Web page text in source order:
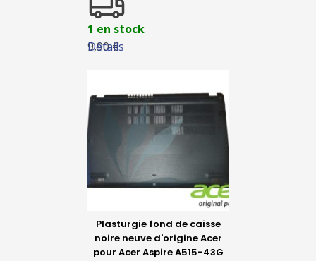
Détails
1 en stock
9,90 €
Plasturgie fond de caisse
noire neuve d'origine Acer
pour Acer Aspire A515-43G